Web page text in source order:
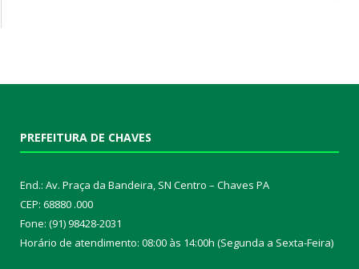
PREFEITURA DE CHAVES
End.: Av. Praça da Bandeira, SN Centro – Chaves PA
CEP: 68880 .000
Fone: (91) 98428-2031
Horário de atendimento: 08:00 às 14:00h (Segunda a Sexta-Feira)